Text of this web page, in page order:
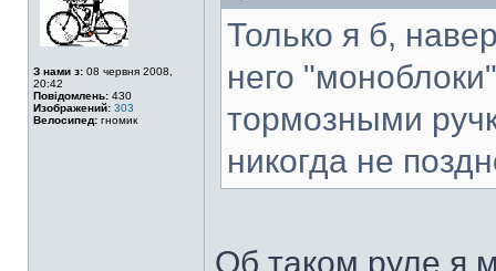
З нами з: 08 червня 2008,
20:42
Повідомлень: 430
Изображений: 303
Велосипед: гномик
Только я б,
него
тормозными
никогда не
Об таком руле я